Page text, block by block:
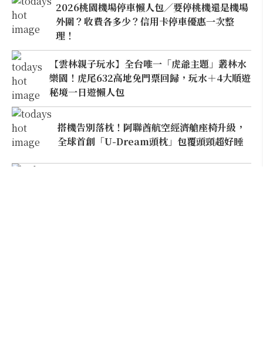
2026桃園機場停車懶人包／要停桃機還是機場
外圍？收費各多少？信用卡停車優惠一次整
理！
【雲林親子玩水】全台唯一「虎爺主題」叢林水
樂園！虎尾632高地免門票回歸，玩水＋4大順遊
秘境一日遊懶人包
搭機告別落枕！阿聯酋航空經濟艙座椅升級，
全球首創「U-Dream頭枕」包覆頭頸超好睡